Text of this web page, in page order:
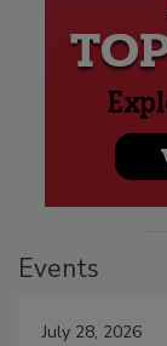
Events
July 28, 2026